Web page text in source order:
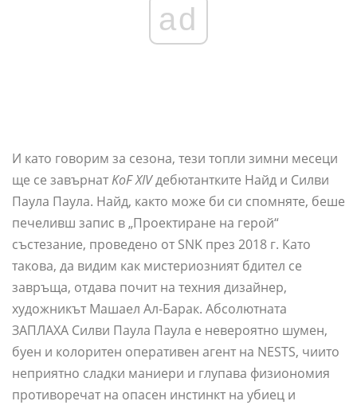
ad
И като говорим за сезона, тези топли зимни месеци
ще се завърнатKoF XIVдебютантките Найд и Силви
Паула Паула. Найд, както може би си спомняте, беше
печеливш запис в „Проектиране на герой“
състезание, проведено от SNK през 2018 г. Като
такова, да видим как мистериозният бдител се
завръща, отдава почит на техния дизайнер,
художникът Машаел Ал-Барак. Абсолютната
ЗАПЛАХА Силви Паула Паула е невероятно шумен,
буен и колоритен оперативен агент на NESTS, чиито
неприятно сладки маниери и глупава физиономия
противоречат на опасен инстинкт на убиец и